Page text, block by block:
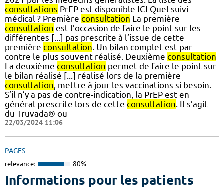
consultations PrEP est disponible ICI Quel suivi
médical ? Première consultation La première
consultation est l’occasion de faire le point sur les
différentes [...] pas prescrite à l’issue de cette
première consultation . Un bilan complet est par
contre le plus souvent réalisé. Deuxième consultation
La deuxième consultation permet de faire le point sur
le bilan réalisé [...] réalisé lors de la première
consultation , mettre à jour les vaccinations si besoin.
S’il n’y a pas de contre-indication, la PrEP est en
général prescrite lors de cette consultation . Il s’agit
du Truvada® ou
22/03/2024 11:06
PAGES
relevance: 80%
Informations pour les patients